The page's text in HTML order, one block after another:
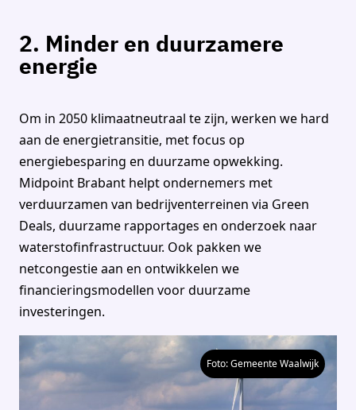
2. Minder en duurzamere
energie
Om in 2050 klimaatneutraal te zijn, werken we hard
aan de energietransitie, met focus op
energiebesparing en duurzame opwekking.
Midpoint Brabant helpt ondernemers met
verduurzamen van bedrijventerreinen via Green
Deals, duurzame rapportages en onderzoek naar
waterstofinfrastructuur. Ook pakken we
netcongestie aan en ontwikkelen we
financieringsmodellen voor duurzame
investeringen.
Foto: Gemeente Waalwijk